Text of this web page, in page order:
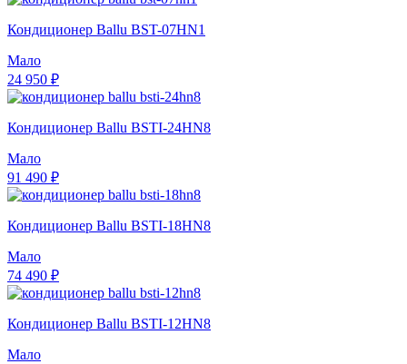
Кондиционер Ballu BST-07HN1
Мало
24 950 ₽
Кондиционер Ballu BSTI-24HN8
Мало
91 490 ₽
Кондиционер Ballu BSTI-18HN8
Мало
74 490 ₽
Кондиционер Ballu BSTI-12HN8
Мало